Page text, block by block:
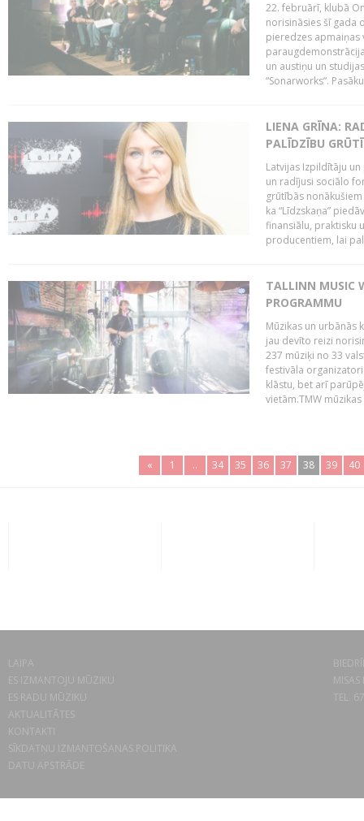
22. februārī, klubā
norisināsies šī gada
pieredzes apmaiņas
un austiņu un
“Sonarworks”.
LIENA GRĪNA:
PALĪDZĪBU
Latvijas Izpildītāju
un radījusi sociālo
grūtībās
ka “Līdzskaņa”
finansiālu, praktisku
producentiem, lai
TALLINN MUSIC
PROGRAMMU
Mūzikas un urbānās
jau devīto reizi
237 mūziķi no 33
festivāla
klāstu, bet arī
vietām.TMW
« 1 .. 34 35 36 37 38 39 40
LAIPA
ES IZMANTOJU MŪZIKU
ES RADU MŪZIKU
AKTUALITĀTES
KONTAKTI
SĪKDATŅU IZMANTOŠANAS POLITIKA
DATU APSTRĀDE
TEL.